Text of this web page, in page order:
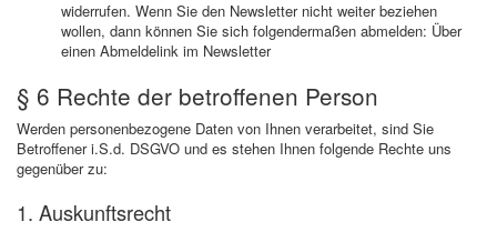
widerrufen. Wenn Sie den Newsletter nicht weiter beziehen
wollen, dann können Sie sich folgendermaßen abmelden: Über
einen Abmeldelink im Newsletter
§ 6 Rechte der betroffenen Person
Werden personenbezogene Daten von Ihnen verarbeitet, sind Sie
Betroffener i.S.d. DSGVO und es stehen Ihnen folgende Rechte uns
gegenüber zu:
1. Auskunftsrecht